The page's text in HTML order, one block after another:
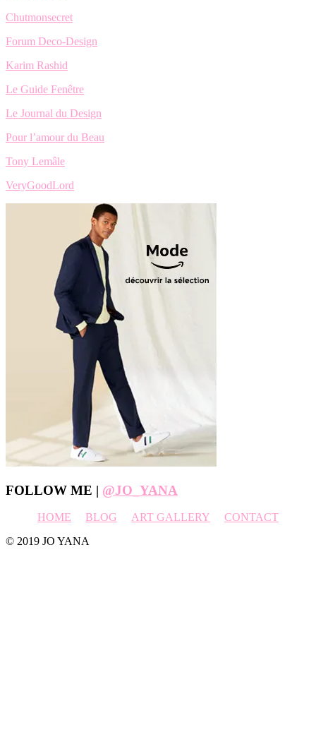
Chutmonsecret
Forum Deco-Design
Karim Rashid
Le Guide Fenêtre
Le Journal du Design
Pour l’amour du Beau
Tony Lemâle
VeryGoodLord
Footer
FOLLOW ME | @JO_YANA
HOME BLOG ART GALLERY
CONTACT
© 2019 JO YANA